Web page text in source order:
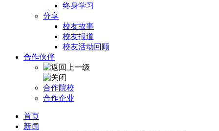
终身学习
分享
校友故事
校友报道
校友活动回顾
合作伙伴
合作院校
合作企业
首页
新闻